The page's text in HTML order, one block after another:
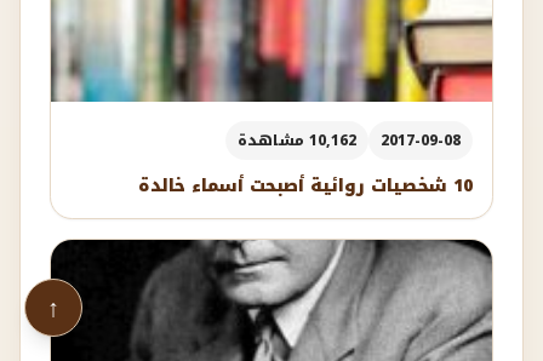
2017-09-08 10,162 مشاهدة
10 شخصيات روائية أصبحت أسماء خالدة
↑